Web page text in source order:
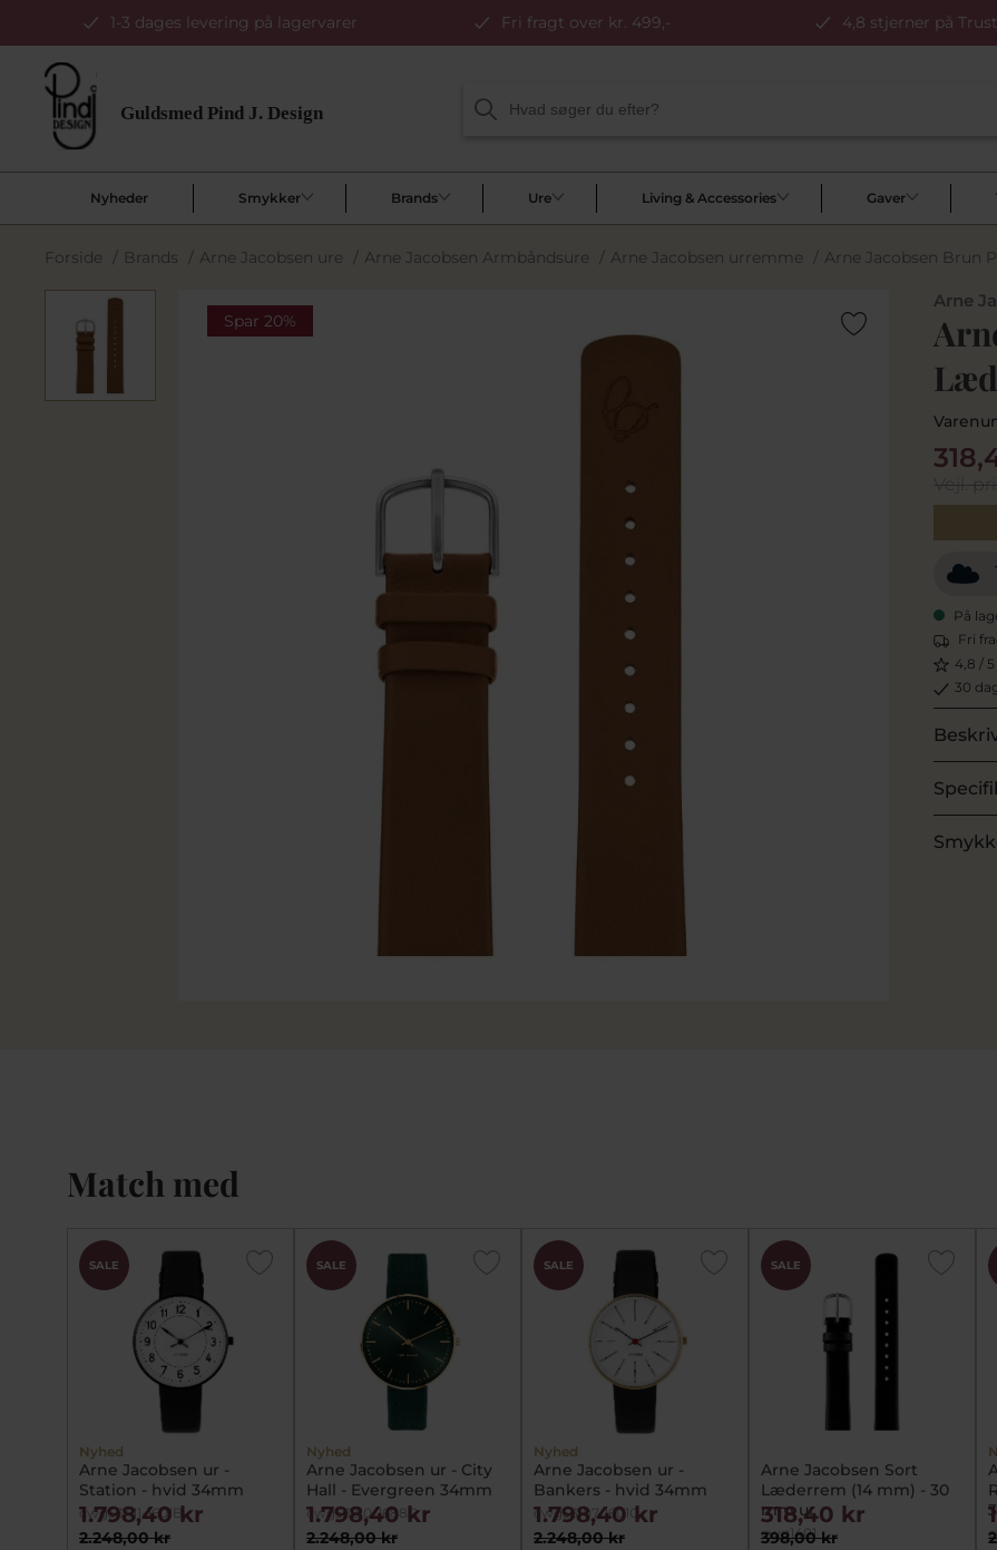
1-3 dages levering på lagervarer Fri fragt over kr. 499,- 4,8 stjerner på
Nyheder Smykker Brands Ure Living & Accessories Gaver
Forside / Brands / Arne Jacobsen ure / Arne Jacobsen Armbåndsure / Arne Jacobsen urremme / Arne Jacobsen Brun
Spar 20%
Arne
Vejl.
På
Fri
4,8 /
30
Match med
SALE
Nyhed
Arne Jacobsen ur -
Station - hvid 34mm
cwg53411-1601B
2.248,00 kr
1.798,40 kr
SALE
Nyhed
Arne Jacobsen ur - City
Hall - Evergreen 34mm
cwg53210-1688G
2.248,00 kr
1.798,40 kr
SALE
Nyhed
Arne Jacobsen ur -
Bankers - hvid 34mm
cwg53107-1601G
2.248,00 kr
1.798,40 kr
SALE
Arne Jacobsen Sort
Læderrem (14 mm) - 30
mm ur
cwg1401
398,00 kr
318,40 kr